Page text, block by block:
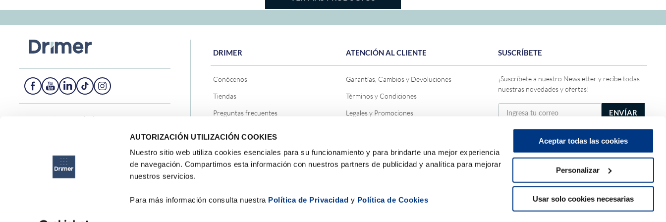
AUTORIZACIÓN UTILIZACIÓN COOKIES
Nuestro sitio web utiliza cookies esenciales para su funcionamiento y para brindarte una mejor experiencia
de navegación. Compartimos esta información con nuestros partners de publicidad y analítica para mejorar
nuestros servicios.
Para más información consulta nuestra Política de Privacidad y Política de Cookies
Aceptar todas las cookies
Personalizar
Usar solo cookies necesarias
Central telefónica - (01) 705-2299
Horario de atención online:
Lunes a viernes de 9:00 am a 10:00 pm
Sábados y domingos de 9:00 am a 1:00 pm
DRIMER
Conócenos
Tiendas
Preguntas frecuentes
Mapa del sitio
ATENCIÓN AL CLIENTE
Garantías, Cambios y Devoluciones
Términos y Condiciones
Legales y Promociones
Política de Despacho
SUSCRÍBETE
¡Suscríbete a nuestro Newsletter y recibe todas
nuestras novedades y ofertas!
ENVÍAR
publicidad de DRIMER conforme a laPolítica de
privacidad general